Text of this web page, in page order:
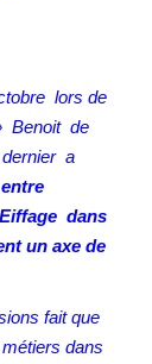
lors de
Benoit de
dernier a
dans
un axe de
fait que
dans